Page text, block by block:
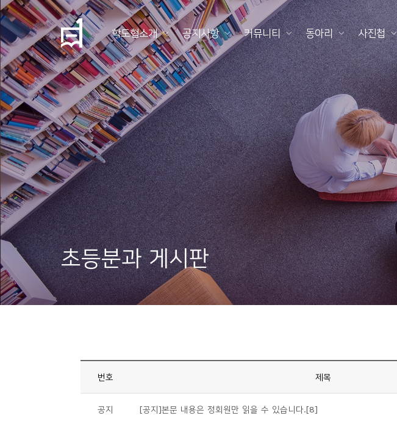
학도협소개 공지사항 커뮤니티 동아리 사진첩
초등분과 게시판
번호 제목
공지 [공지]본문 내용은 정회원만 읽을 수 있습니다.[8]
학
도
협
소
개
공
지
사
항
커
니
티